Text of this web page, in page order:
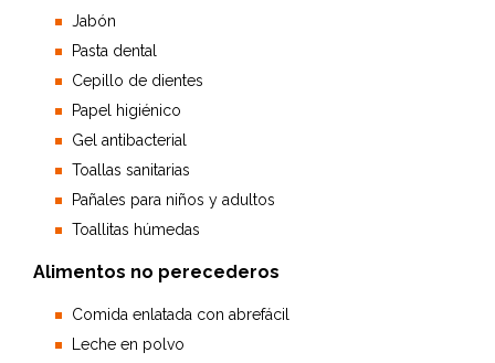
Jabón
Pasta dental
Cepillo de dientes
Papel higiénico
Gel antibacterial
Toallas sanitarias
Pañales para niños y adultos
Toallitas húmedas
Alimentos no perecederos
Comida enlatada con abrefácil
Leche en polvo